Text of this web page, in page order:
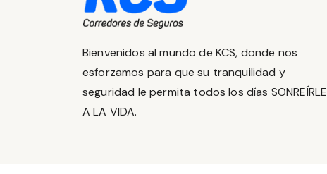
Bienvenidos al mundo de KCS, donde nos
esforzamos para que su tranquilidad y
seguridad le permita todos los días SONREÍRLE
A LA VIDA.